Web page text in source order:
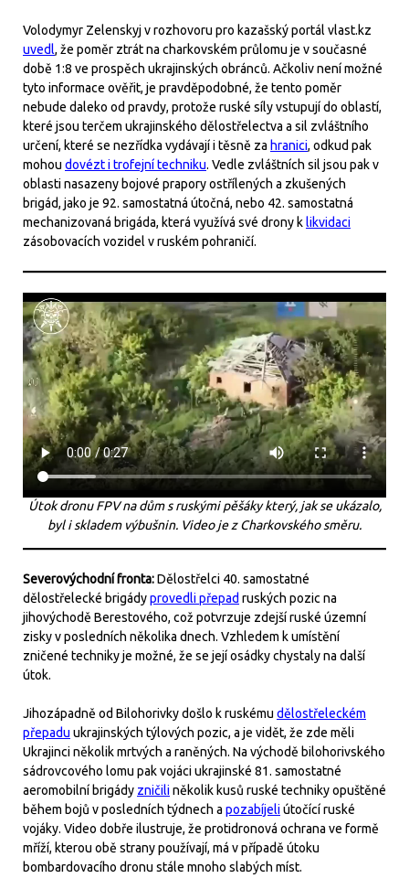
Volodymyr Zelenskyj v rozhovoru pro kazašský portál vlast.kz
uvedl, že poměr ztrát na charkovském průlomu je v současné
době 1:8 ve prospěch ukrajinských obránců. Ačkoliv není možné
tyto informace ověřit, je pravděpodobné, že tento poměr
nebude daleko od pravdy, protože ruské síly vstupují do oblastí,
které jsou terčem ukrajinského dělostřelectva a sil zvláštního
určení, které se nezřídka vydávají i těsně za hranici, odkud pak
mohou dovézt i trofejní techniku. Vedle zvláštních sil jsou pak v
oblasti nasazeny bojové prapory ostřílených a zkušených
brigád, jako je 92. samostatná útočná, nebo 42. samostatná
mechanizovaná brigáda, která využívá své drony klikvidaci
zásobovacích vozidel v ruském pohraničí.
Útok dronu FPV na dům s ruskými pěšáky který, jak se ukázalo,
byl i skladem výbušnin. Video je z Charkovského směru.
Severovýchodní fronta:Dělostřelci 40. samostatné
dělostřelecké brigádyprovedli přepad ruských pozic na
jihovýchodě Berestového, což potvrzuje zdejší ruské územní
zisky v posledních několika dnech. Vzhledem k umístění
zničené techniky je možné, že se její osádky chystaly na další
útok.
Jihozápadně od Bilohorivky došlo k ruskému dělostřeleckém
přepadu ukrajinských týlových pozic, a je vidět, že zde měli
Ukrajinci několik mrtvých a raněných. Na východě bilohorivského
sádrovcového lomu pak vojáci ukrajinské 81. samostatné
aeromobilní brigády zničiliněkolik kusů ruské techniky opuštěné
během bojů v posledních týdnech a pozabíjeliútočící ruské
vojáky. Video dobře ilustruje, že protidronová ochrana ve formě
mříží, kterou obě strany používají, má v případě útoku
bombardovacího dronu stále mnoho slabých míst.